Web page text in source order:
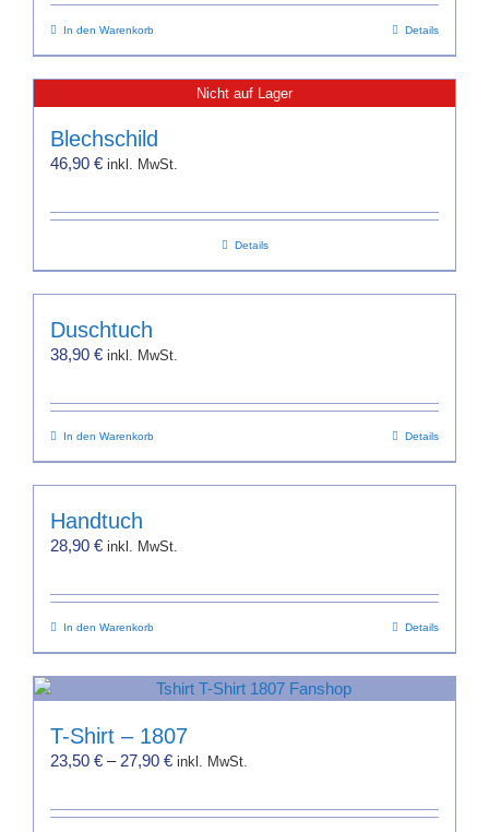
In den Warenkorb Details
Nicht auf Lager
Blechschild
46,90 € inkl. MwSt.
Details
Duschtuch
38,90 € inkl. MwSt.
In den Warenkorb Details
Handtuch
28,90 € inkl. MwSt.
In den Warenkorb Details
T-Shirt – 1807
23,50 € – 27,90 € inkl. MwSt.